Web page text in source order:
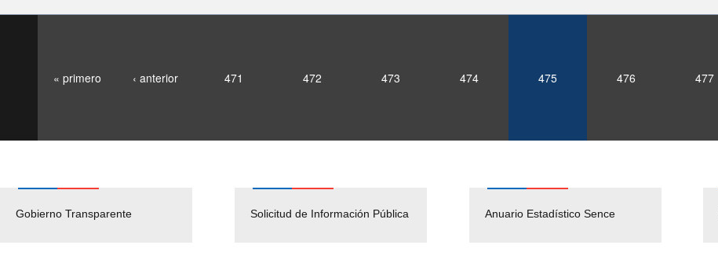
« primero ‹ anterior 471 472 473 474 475 476 477
Gobierno Transparente Solicitud de Información Pública Anuario Estadístico Sence
Pago Proveedores
Empleos Públicos
Solicitud Audiencias y